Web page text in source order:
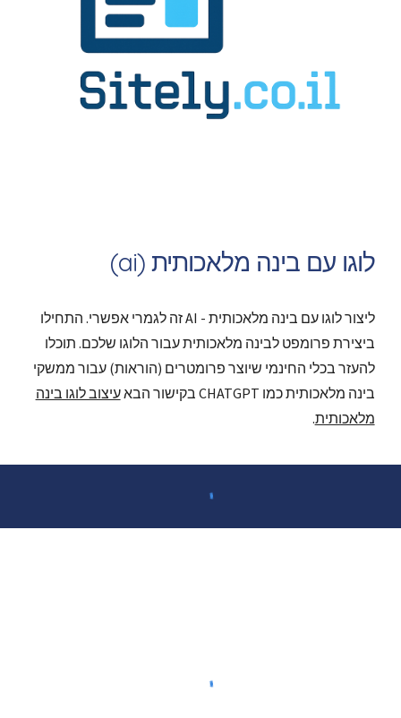
לוגו עם בינה מלאכותית (ai)
ליצור לוגו עם בינה מלאכותית - AI זה לגמרי אפשרי. התחילו
ביצירת פרומפט לבינה מלאכותית עבור הלוגו שלכם. תוכלו
להעזר בכלי החינמי שיוצר פרומטרים (הוראות) עבור ממשקי
בינה מלאכותית כמו CHATGPT בקישור הבא
עיצוב לוגו בינה
מלאכותית.